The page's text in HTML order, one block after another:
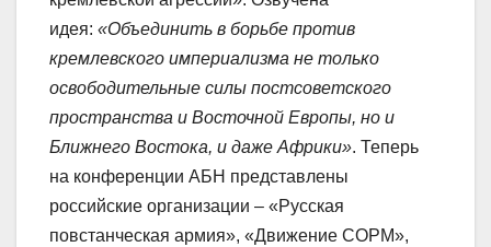
идея: «Объединить в борьбе против
кремлевского империализма не только
освободительные силы постсоветского
пространства и Восточной Европы, но и
Ближнего Востока, и даже Африки». Теперь
на конференции АБН представлены
российские организации – «Русская
повстанческая армия», «Движение СОРМ»,